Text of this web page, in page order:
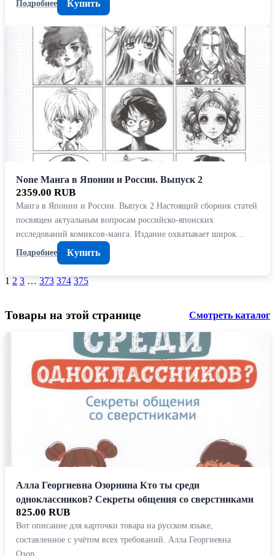
Подробнее
Купить
None Манга в Японии и России. Выпуск 2
2359.00 RUB
Манга в Японии и России. Выпуск 2 Настоящий сборник статей
посвящен актуальным вопросам российско-японских
исследований комиксов-манга. Издание охватывает широк…
Подробнее
Купить
1 2 3 … 373 374 375
Товары на этой странице Смотреть каталог
Алла Георгиевна Озорнина Кто ты среди
одноклассников? Секреты общения со сверстниками
825.00 RUB
Вот описание для карточки товара на русском языке,
составленное с учётом всех требований. Алла Георгиевна
Озор…